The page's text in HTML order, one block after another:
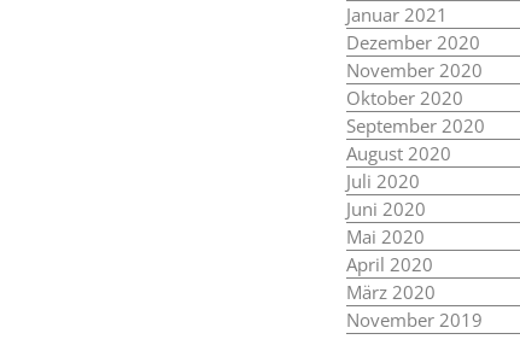
Januar 2021
Dezember 2020
November 2020
Oktober 2020
September 2020
August 2020
Juli 2020
Juni 2020
Mai 2020
April 2020
März 2020
November 2019